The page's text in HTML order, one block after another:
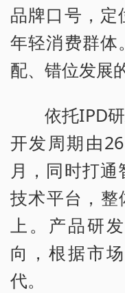
品牌口号，定
年轻消费群体
配、错位发展
依托IPD
开发周期由
月，同时打
技术平台，整
上。产品研
向，根据市
代。